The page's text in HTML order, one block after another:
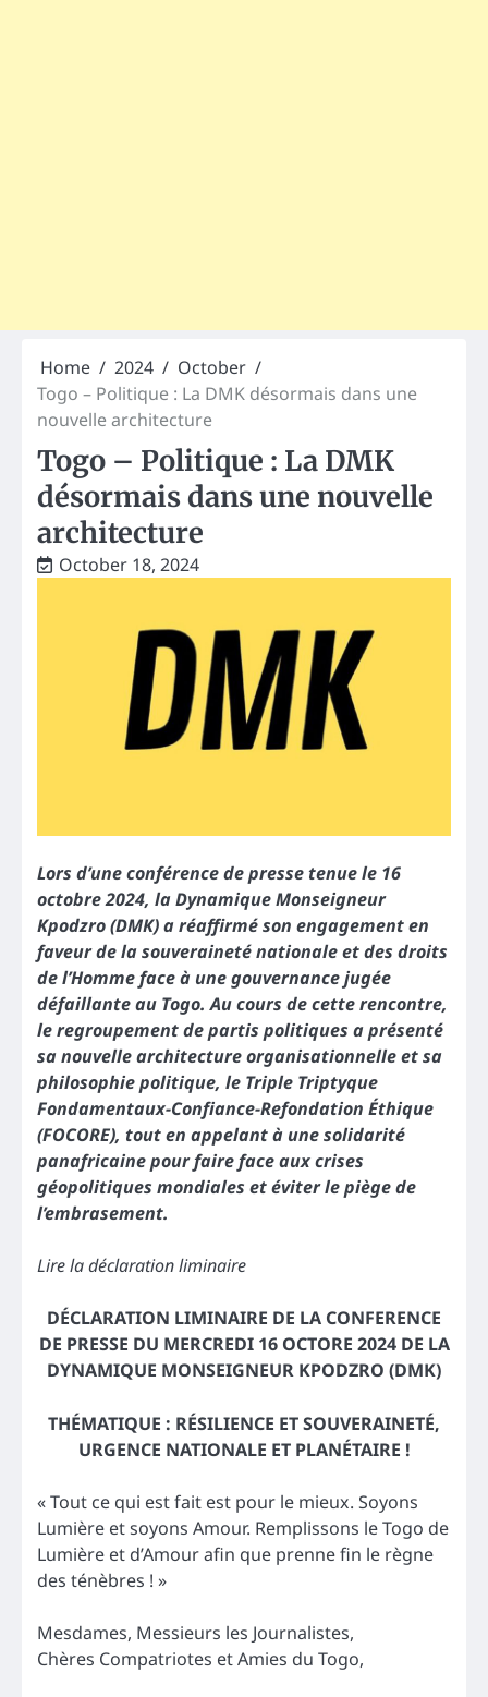
Home 2024
October
Togo – Politique : La DMK désormais dans une
nouvelle architecture
Togo – Politique : La DMK
désormais dans une nouvelle
architecture
October 18, 2024
Lors d’une conférence de presse tenue le 16
octobre 2024, la Dynamique Monseigneur
Kpodzro (DMK) a réaffirmé son engagement en
faveur de la souveraineté nationale et des droits
de l’Homme face à une gouvernance jugée
défaillante au Togo. Au cours de cette rencontre,
le regroupement de partis politiques a présenté
sa nouvelle architecture organisationnelle et sa
philosophie politique, le Triple Triptyque
Fondamentaux-Confiance-Refondation Éthique
(FOCORE), tout en appelant à une solidarité
panafricaine pour faire face aux crises
géopolitiques mondiales et éviter le piège de
l’embrasement.
Lire la déclaration liminaire
DÉCLARATION LIMINAIRE DE LA CONFERENCE
DE PRESSE DU MERCREDI 16 OCTORE 2024 DE LA
DYNAMIQUE MONSEIGNEUR KPODZRO (DMK)
THÉMATIQUE : RÉSILIENCE ET SOUVERAINETÉ,
URGENCE NATIONALE ET PLANÉTAIRE !
« Tout ce qui est fait est pour le mieux. Soyons
Lumière et soyons Amour. Remplissons le Togo de
Lumière et d’Amour afin que prenne fin le règne
des ténèbres ! »
Mesdames, Messieurs les Journalistes,
Chères Compatriotes et Amies du Togo,